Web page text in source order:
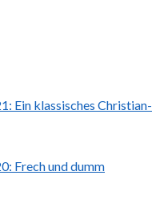
Ein klassisches Christian-
Frech und dumm